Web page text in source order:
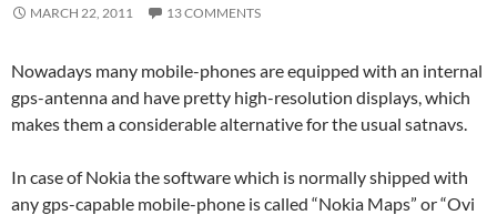
MARCH 22, 2011 13 COMMENTS
Nowadays many mobile-phones are equipped with an internal
gps-antenna and have pretty high-resolution displays, which
makes them a considerable alternative for the usual satnavs.
In case of Nokia the software which is normally shipped with
any gps-capable mobile-phone is called “Nokia Maps” or “Ovi